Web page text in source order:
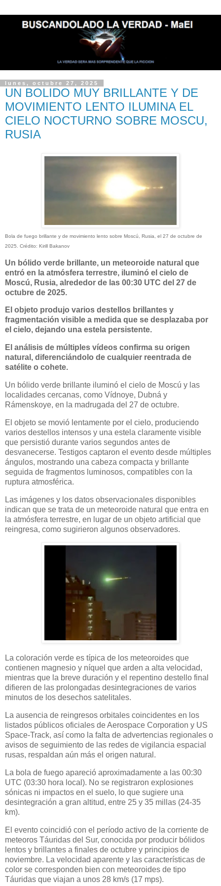
lunes, octubre 27, 2025
UN BOLIDO MUY BRILLANTE Y DE
MOVIMIENTO LENTO ILUMINA EL
CIELO NOCTURNO SOBRE MOSCU,
RUSIA
Bola de fuego brillante y de movimiento lento sobre Moscú, Rusia, el 27 de octubre de
2025. Crédito: Kirill Bakanov
Un bólido verde brillante, un meteoroide natural que
entró en la atmósfera terrestre, iluminó el cielo de
Moscú, Rusia, alrededor de las 00:30 UTC del 27 de
octubre de 2025.
El objeto produjo varios destellos brillantes y
fragmentación visible a medida que se desplazaba por
el cielo, dejando una estela persistente.
El análisis de múltiples vídeos confirma su origen
natural, diferenciándolo de cualquier reentrada de
satélite o cohete.
Un bólido verde brillante iluminó el cielo de Moscú y las
localidades cercanas, como Vídnoye, Dubná y
Rámenskoye, en la madrugada del 27 de octubre.
El objeto se movió lentamente por el cielo, produciendo
varios destellos intensos y una estela claramente visible
que persistió durante varios segundos antes de
desvanecerse. Testigos captaron el evento desde múltiples
ángulos, mostrando una cabeza compacta y brillante
seguida de fragmentos luminosos, compatibles con la
ruptura atmosférica.
Las imágenes y los datos observacionales disponibles
indican que se trata de un meteoroide natural que entra en
la atmósfera terrestre, en lugar de un objeto artificial que
reingresa, como sugirieron algunos observadores.
La coloración verde es típica de los meteoroides que
contienen magnesio y níquel que arden a alta velocidad,
mientras que la breve duración y el repentino destello final
difieren de las prolongadas desintegraciones de varios
minutos de los desechos satelitales.
La ausencia de reingresos orbitales coincidentes en los
listados públicos oficiales de Aerospace Corporation y US
Space-Track, así como la falta de advertencias regionales o
avisos de seguimiento de las redes de vigilancia espacial
rusas, respaldan aún más el origen natural.
La bola de fuego apareció aproximadamente a las 00:30
UTC (03:30 hora local). No se registraron explosiones
sónicas ni impactos en el suelo, lo que sugiere una
desintegración a gran altitud, entre 25 y 35 millas (24-35
km).
El evento coincidió con el período activo de la corriente de
meteoros Táuridas del Sur, conocida por producir bólidos
lentos y brillantes a finales de octubre y principios de
noviembre. La velocidad aparente y las características de
color se corresponden bien con meteoroides de tipo
Táuridas que viajan a unos 28 km/s (17 mps).